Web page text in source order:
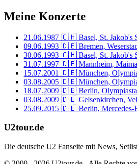
Meine Konzerte
21.06.1987 🇨🇭 Basel, St. Jakob's
09.06.1993 🇩🇪 Bremen,
30.06.1993 🇨🇭 Basel, St. Jakob's
31.07.1997 🇩🇪 Mannheim,
15.07.2001 🇩🇪 München,
03.08.2005 🇩🇪 München,
18.07.2009 🇩🇪 Berlin,
03.08.2009 🇩🇪 Gelsenkirchen,
25.09.2015 🇩🇪 Berlin, Mercedes-
U2tour.de
Die deutsche U2 Fanseite mit News,